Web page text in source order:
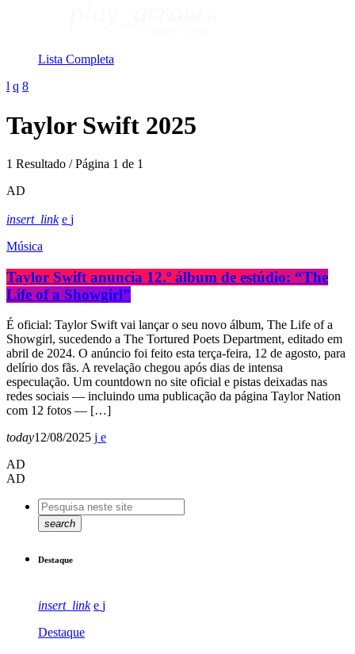
Lista Completa
Taylor Swift 2025
1 Resultado / Página 1 de 1
AD
insert_link
Música
Taylor Swift anuncia 12.º álbum de estúdio: “The
Life of a Showgirl”
É oficial: Taylor Swift vai lançar o seu novo álbum, The Life of a
Showgirl, sucedendo a The Tortured Poets Department, editado em
abril de 2024. O anúncio foi feito esta terça-feira, 12 de agosto, para
delírio dos fãs. A revelação chegou após dias de intensa
especulação. Um countdown no site oficial e pistas deixadas nas
redes sociais — incluindo uma publicação da página Taylor Nation
com 12 fotos — […]
today12/08/2025
AD
AD
search
Destaque
insert_link
Destaque